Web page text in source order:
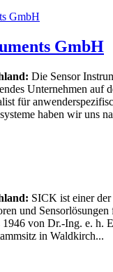
GmbH
Die Sensor
Unternehmen auf
für
haben wir uns
SICK ist einer
und
von Dr.-Ing. e. h.
in Waldkirch...